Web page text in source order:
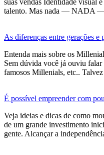
suas vendas Identidade visual
talento. Mas nada — NADA
As diferenças entre gerações e
Entenda mais sobre os
Sem dúvida você já ouviu
famosos Millenials, etc..
É possível empreender com
Veja ideias e dicas de como
de um grande investimento
gente. Alcançar a